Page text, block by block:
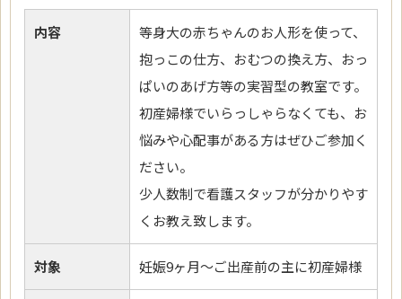
内容
等身大の赤ちゃんのお人形を使って、
抱っこの仕方、おむつの換え方、おっ
ぱいのあげ方等の実習型の教室です。
初産婦様でいらっしゃらなくても、お
悩みや心配事がある方はぜひご参加く
ださい。
少人数制で看護スタッフが分かりやす
くお教え致します。
対象 妊娠9ヶ月～ご出産前の主に初産婦様